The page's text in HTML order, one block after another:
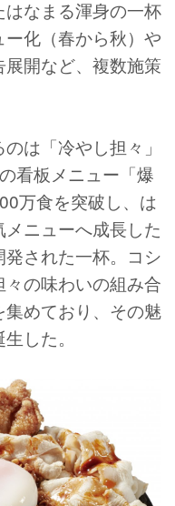
なまる渾身の一杯
ー化（春から秋）
開など、複数施策
は「冷やし担々」
看板メニュー「爆
万食を突破し、は
ニューへ成長した
発された一杯。コシ
の味わいの組み合
めており、その魅
した。